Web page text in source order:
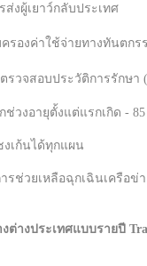
าว์กลับประเทศ
รองค่าใช้จ่ายทางทันตกร
รวจสอบประวัติการรักษา
วงอายุตั้งแต่แรกเกิด - 85
งเก้นได้ทุกแผน
ช่วยเหลือฉุกเฉินเครือข่
ต่างประเทศแบบรายปี